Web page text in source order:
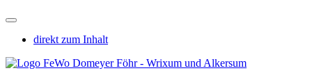
direkt zum Inhalt